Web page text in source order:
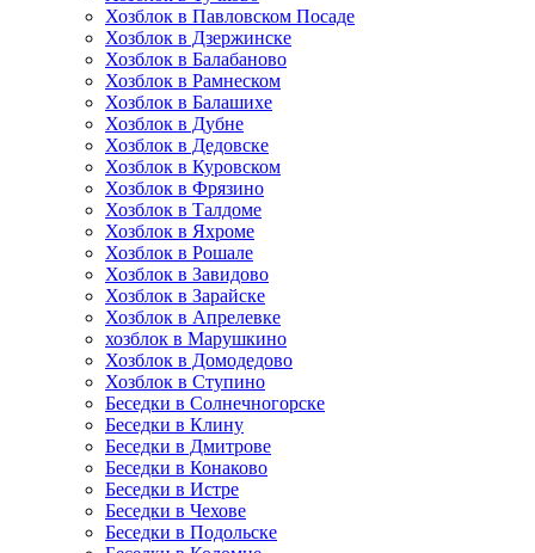
Хозблок в Павловском Посаде
Хозблок в Дзержинске
Хозблок в Балабаново
Хозблок в Рамнеском
Хозблок в Балашихе
Хозблок в Дубне
Хозблок в Дедовске
Хозблок в Куровском
Хозблок в Фрязино
Хозблок в Талдоме
Хозблок в Яхроме
Хозблок в Рошале
Хозблок в Завидово
Хозблок в Зарайске
Хозблок в Апрелевке
хозблок в Марушкино
Хозблок в Домодедово
Хозблок в Ступино
Беседки в Солнечногорске
Беседки в Клину
Беседки в Дмитрове
Беседки в Конаково
Беседки в Истре
Беседки в Чехове
Беседки в Подольске